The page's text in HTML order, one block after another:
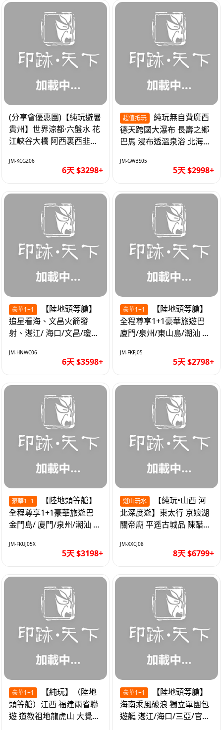
(分享會優惠團)【純玩避暑
貴州】世界涼都·六盤水 花
江峽谷大橋 阿西裏西韭菜
JM-KCGZ06
6天 $3298+
超值抵玩
德天跨國大瀑布 長壽之鄉
巴馬 浸布透溫泉浴 北海銀
JM-GWBS05
5天 $2998+
豪華1+1
追星看海、文昌火箭發
射、湛江/ 海口/文昌/瓊海/
優質6天
JM-HNWC06
6天 $3598+
豪華1+1
全程尊享1+1豪華旅遊巴
廈門/泉州/東山島/潮汕 精
JM-FKFJ05
5天 $2798+
豪華1+1
全程尊享1+1豪華旅遊巴
金門島/ 廈門/泉州/潮汕 無
JM-FKUJ05X
5天 $3198+
遊山玩水
北深度遊】東太行 京娘湖
關帝廟 平遥古城品 陳醋咖
JM-XXCJ08
8天 $6799+
豪華1+1
頭等艙）江西 福建兩省聯
遊 道教祖地龍虎山 大覺山
豪華1+1
海南乘風破浪 獨立單團包
遊艇 湛江/海口/三亞/官塘/